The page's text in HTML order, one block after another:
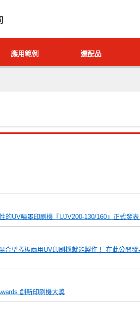
應用範例 選配品
UV噴墨印刷機『UJV200-130/160』正式發表
合型捲板兩用UV印刷機就能製作！ 在此公開發
創新印刷機大獎